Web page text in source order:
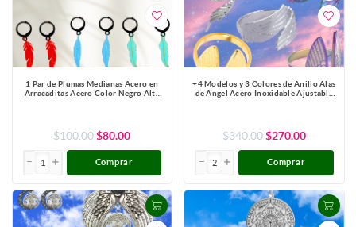
1 Par de Plumas Medianas Acero en
Arracaditas Acero Color Negro Alta
$100.00 $80.00
Comprar
+4 Modelos y 3 Colores de Anillo Alas
de Angel Acero Inoxidable Ajustable
$340.00 $270.00
Comprar